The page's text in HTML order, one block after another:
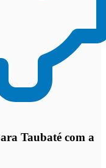
Taubaté com a